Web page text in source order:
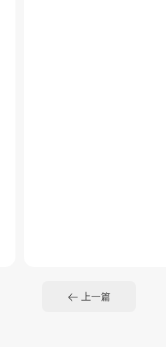
上一篇